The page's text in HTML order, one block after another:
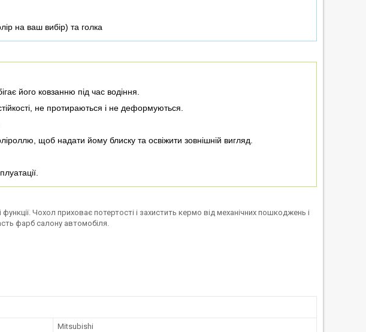
на ваш вибір) та голка
його ковзанню під час водіння.
не протираються і не деформуються.
щоб надати йому блиску та освіжити зовнішній вигляд.
Чохол приховає потертості і захистить кермо від механічних пошкоджень і
фарб салону автомобіля.
Mitsubishi